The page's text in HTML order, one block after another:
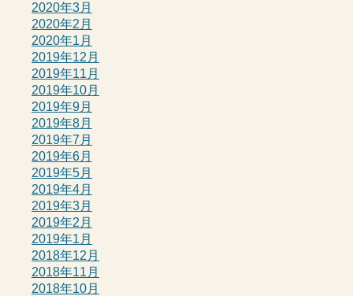
2020年3月
2020年2月
2020年1月
2019年12月
2019年11月
2019年10月
2019年9月
2019年8月
2019年7月
2019年6月
2019年5月
2019年4月
2019年3月
2019年2月
2019年1月
2018年12月
2018年11月
2018年10月